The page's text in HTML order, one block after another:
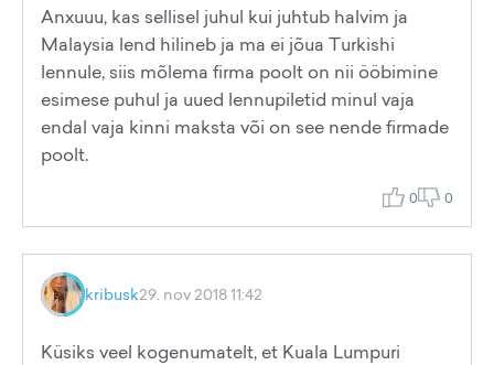
Anxuuu, kas sellisel juhul kui juhtub halvim ja
Malaysia lend hilineb ja ma ei jõua Turkishi
lennule, siis mõlema firma poolt on nii ööbimine
esimese puhul ja uued lennupiletid minul vaja
endal vaja kinni maksta või on see nende firmade
poolt.
0 0
kribusk29. nov 2018 11:42
Küsiks veel kogenumatelt, et Kuala Lumpuri